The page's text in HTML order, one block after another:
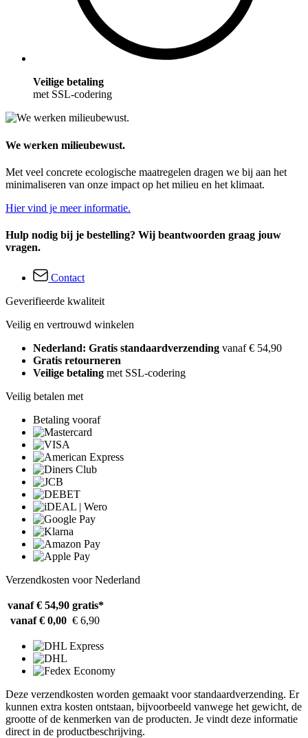
Veilige betaling
met SSL-codering
We werken milieubewust.
Met veel concrete ecologische maatregelen dragen we bij aan het
minimaliseren van onze impact op het milieu en het klimaat.
Hier vind je meer informatie.
Hulp nodig bij je bestelling? Wij beantwoorden graag jouw
vragen.
Contact
Geverifieerde kwaliteit
Veilig en vertrouwd winkelen
Nederland: Gratis standaardverzending vanaf € 54,90
Gratis retourneren
Veilige betaling met SSL-codering
Veilig betalen met
Betaling vooraf
Verzendkosten voor Nederland
vanaf € 54,90 gratis*
vanaf € 0,00 € 6,90
Deze verzendkosten worden gemaakt voor standaardverzending. Er
kunnen extra kosten ontstaan, bijvoorbeeld vanwege het gewicht, de
grootte of de kenmerken van de producten. Je vindt deze informatie
direct in de productbeschrijving.